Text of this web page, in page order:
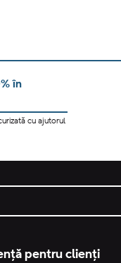
în
cu ajutorul
pentru clienți